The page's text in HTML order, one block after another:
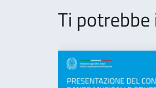
Ti potrebbe